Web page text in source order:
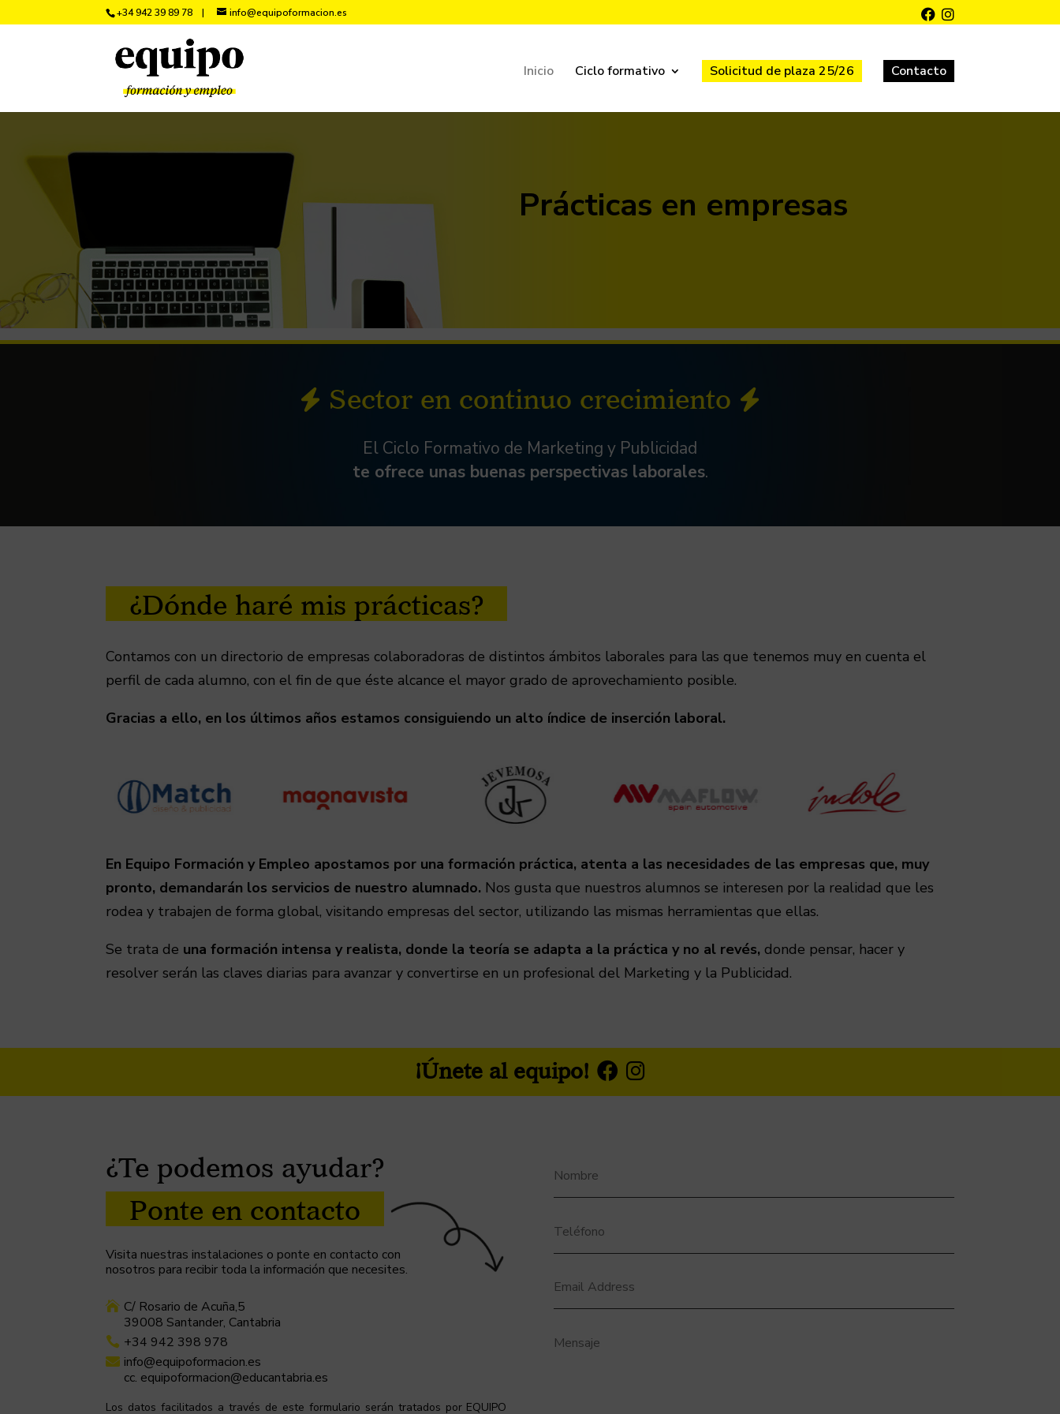
+34 942 39 89 78 info@equipoformacion.es
Inicio Ciclo formativo Solicitud de plaza 25/26 Contacto
Prácticas en empresas
Sector en continuo crecimiento
El Ciclo Formativo de Marketing y Publicidad
te ofrece unas buenas perspectivas laborales.
¿Dónde haré mis prácticas?
Contamos con un directorio de empresas colaboradoras de distintos ámbitos laborales para las que tenemos muy en cuenta el
perfil de cada alumno, con el fin de que éste alcance el mayor grado de aprovechamiento posible.
Gracias a ello, en los últimos años estamos consiguiendo un alto índice de inserción laboral.
En Equipo Formación y Empleo apostamos por una formación práctica, atenta a las necesidades de las empresas que, muy
pronto, demandarán los servicios de nuestro alumnado. Nos gusta que nuestros alumnos se interesen por la realidad que les
rodea y trabajen de forma global, visitando empresas del sector, utilizando las mismas herramientas que ellas.
Se trata de una formación intensa y realista, donde la teoría se adapta a la práctica y no al revés, donde pensar, hacer y
resolver serán las claves diarias para avanzar y convertirse en un profesional del Marketing y la Publicidad.
¡Únete al equipo!
¿Te podemos ayudar?
Ponte en contacto
Visita nuestras instalaciones o ponte en contacto con
nosotros para recibir toda la información que necesites.
 C/ Rosario de Acuña,5
39008 Santander, Cantabria
 +34 942 398 978
 info@equipoformacion.es
cc. equipoformacion@educantabria.es
Los datos facilitados a través de este formulario serán tratados por EQUIPO